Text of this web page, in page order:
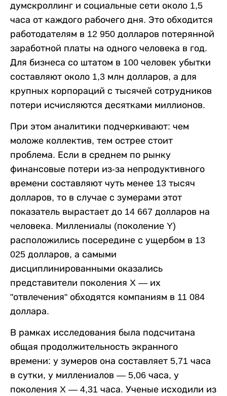
думскроллинг и социальные сети около 1,5
часа от каждого рабочего дня. Это обходится
работодателям в 12 950 долларов потерянной
заработной платы на одного человека в год.
Для бизнеса со штатом в 100 человек убытки
составляют около 1,3 млн долларов, а для
крупных корпораций с тысячей сотрудников
потери исчисляются десятками миллионов.
При этом аналитики подчеркивают: чем
моложе коллектив, тем острее стоит
проблема. Если в среднем по рынку
финансовые потери из-за непродуктивного
времени составляют чуть менее 13 тысяч
долларов, то в случае с зумерами этот
показатель вырастает до 14 667 долларов на
человека. Миллениалы (поколение Y)
расположились посередине с ущербом в 13
025 долларов, а самыми
дисциплинированными оказались
представители поколения X — их
"отвлечения" обходятся компаниям в 11 084
доллара.
В рамках исследования была подсчитана
общая продолжительность экранного
времени: у зумеров она составляет 5,71 часа
в сутки, у миллениалов — 5,06 часа, у
поколения X — 4,31 часа. Ученые исходили из